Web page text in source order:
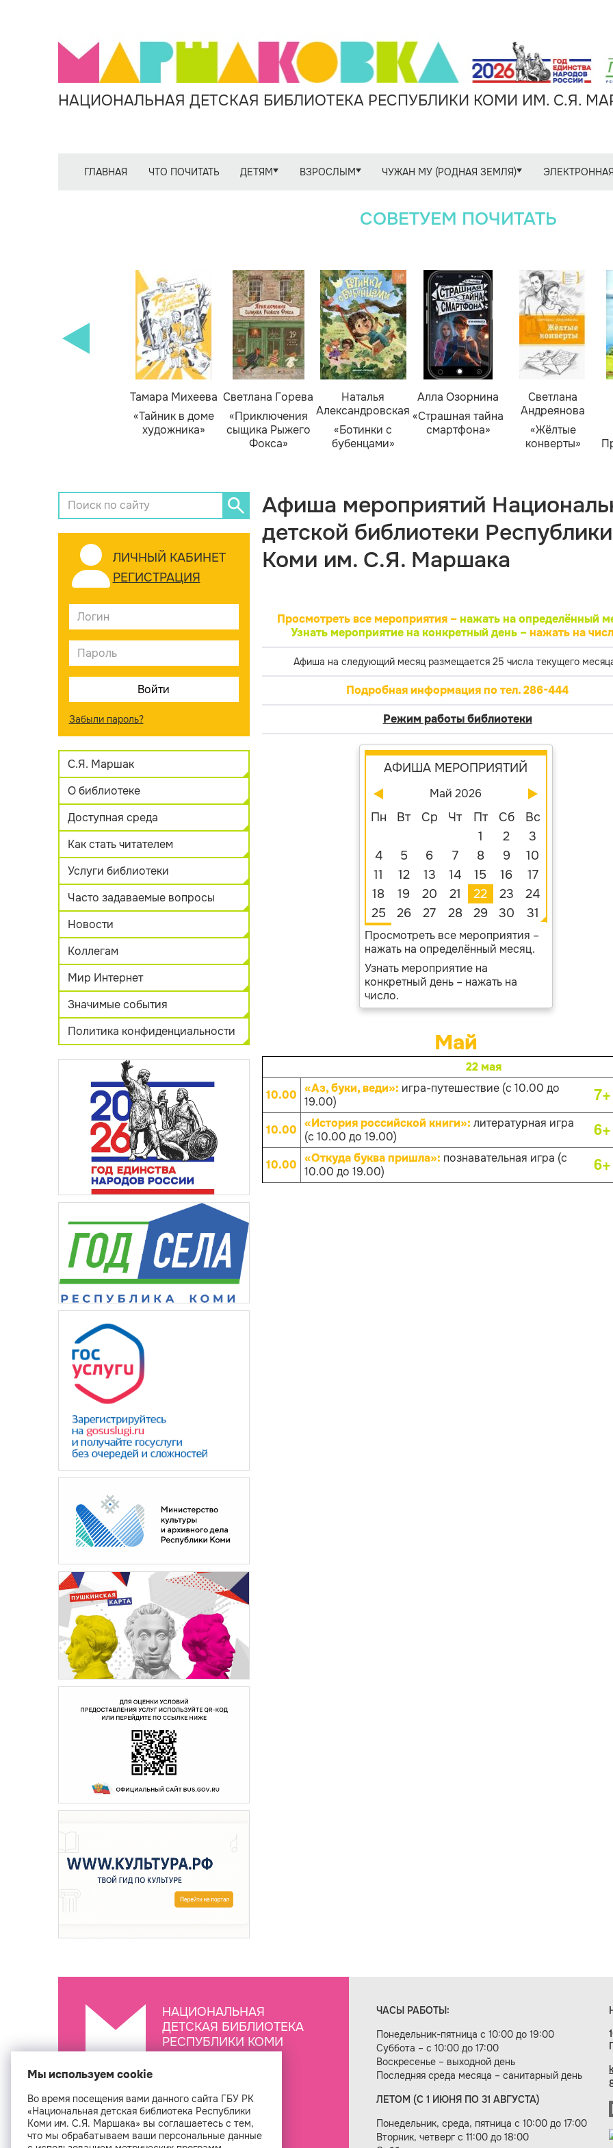
НАЦИОНАЛЬНАЯ ДЕТСКАЯ БИБЛИОТЕКА РЕСПУБЛИКИ КОМИ ИМ. С.Я.
ГЛАВНАЯ ЧТО ПОЧИТАТЬ ДЕТЯМ ВЗРОСЛЫМ ЧУЖАН МУ (РОДНАЯ ЗЕМЛЯ)
СОВЕТУЕМ ПОЧИТАТЬ
Тамара Михеева
«Тайник в доме
художника»
Светлана Горева
«Приключения
сыщика Рыжего
Фокса»
Наталья
Александровская
«Ботинки с
бубенцами»
Алла Озорнина
«Страшная тайна
смартфона»
Светлана
Андреянова
«Жёлтые
конверты»
ЛИЧНЫЙ КАБИНЕТ
РЕГИСТРАЦИЯ
Забыли пароль?
С.Я. Маршак
О библиотеке
Доступная среда
Как стать читателем
Услуги библиотеки
Часто задаваемые вопросы
Новости
Коллегам
Мир Интернет
Значимые события
Политика конфиденциальности
Афиша мероприятий
детской библиотеки Республики
Коми им. С.Я. Маршака
Просмотреть все мероприятия – нажать на определённый
Узнать мероприятие на конкретный день –нажать на
Афиша на следующий месяц размещается 25 числа текущего
Подробная информация по тел. 286-444
Режим работы библиотеки
АФИША МЕРОПРИЯТИЙ
Май 2026
Пн Вт Ср Чт Пт Сб
Вс
1
2
3
4
5 6 7 8 9
10
11
12 13 14 15 16
17
18
19 20 21 22 23
24
25
26 27 28 29 30 31
Просмотреть все мероприятия –
нажать на определённый месяц.
Узнать мероприятие на
конкретный день – нажать на
число.
Май
22 мая
10.00 «Аз, буки, веди»: игра-путешествие (с 10.00 до
19.00)
7+
10.00 «История российской книги»: литературная игра
(с 10.00 до 19.00)
6+
10.00 «Откуда буква пришла»: познавательная игра (с
10.00 до 19.00)
6+
НАЦИОНАЛЬНАЯ
ДЕТСКАЯ БИБЛИОТЕКА
РЕСПУБЛИКИ КОМИ
ЧАСЫ РАБОТЫ:
Понедельник-пятница с 10:00 до 19:00
Суббота – с 10:00 до 17:00
Воскресенье – выходной день
Последняя среда месяца – санитарный день
ЛЕТОМ (С 1 ИЮНЯ ПО 31 АВГУСТА)
Понедельник, среда, пятница с 10:00 до 17:00
Вторник, четверг с 11:00 до 18:00
Создание сайта — веб-студия «Цифровой век»
Мы используем cookie
Во время посещения вами данного сайта ГБУ РК
«Национальная детская библиотека Республики
Коми им. С.Я. Маршака» вы соглашаетесь с тем,
что мы обрабатываем ваши персональные данные